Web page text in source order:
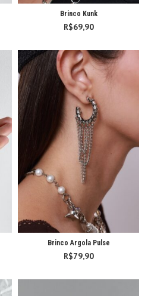
Brinco Kunk
R$69,90
Brinco Argola Pulse
R$79,90